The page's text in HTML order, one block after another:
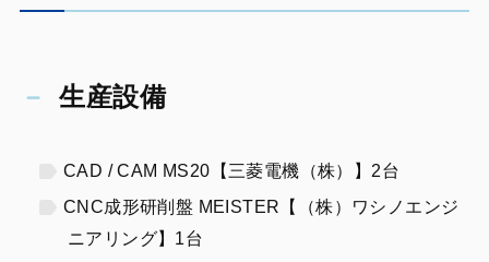
生産設備
CAD / CAM MS20【三菱電機（株）】2台
CNC成形研削盤 MEISTER【（株）ワシノエンジ
ニアリング】1台